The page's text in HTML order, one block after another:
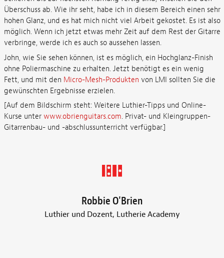
Überschuss ab. Wie ihr seht, habe ich in diesem Bereich einen sehr
hohen Glanz, und es hat mich nicht viel Arbeit gekostet. Es ist also
möglich. Wenn ich jetzt etwas mehr Zeit auf dem Rest der Gitarre
verbringe, werde ich es auch so aussehen lassen.
John, wie Sie sehen können, ist es möglich, ein Hochglanz-Finish
ohne Poliermaschine zu erhalten. Jetzt benötigt es ein wenig
Fett, und mit den Micro-Mesh-Produkten von LMI sollten Sie die
gewünschten Ergebnisse erzielen.
[Auf dem Bildschirm steht: Weitere Luthier-Tipps und Online-
Kurse unter www.obrienguitars.com. Privat- und Kleingruppen-
Gitarrenbau- und -abschlussunterricht verfügbar.]
Robbie O'Brien
Luthier und Dozent, Lutherie Academy